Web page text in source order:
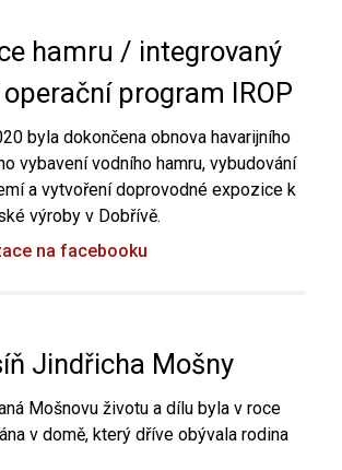
hamru / integrovaný
program IROP
byla dokončena obnova havarijního
vybavení vodního hamru, vybudování
a vytvoření doprovodné expozice k
výroby v Dobřívě.
na facebooku
Jindřicha Mošny
Mošnovu životu a dílu byla v roce
v domě, který dříve obývala rodina